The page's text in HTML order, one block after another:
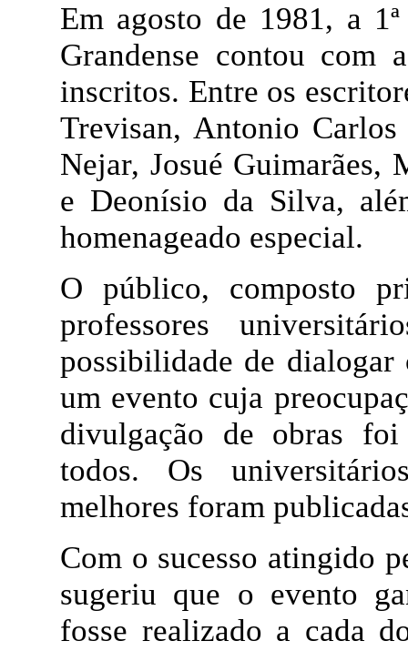
Em agosto de 1981, a
Grandense contou com
inscritos. Entre os
Trevisan, Antonio
Nejar, Josué Guimarães,
e Deonísio da Silva,
homenageado especial.
O público, composto
professores
possibilidade de
um evento cuja
divulgação de obras
todos. Os
melhores foram
Com o sucesso atingido
sugeriu que o evento
fosse realizado a cada